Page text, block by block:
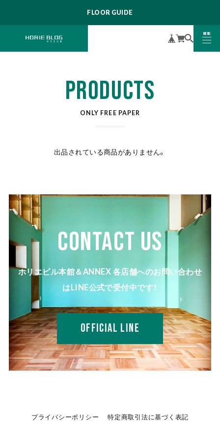
FLOOR GUIDE
MENU
CLOSE
PRODUCTS
ONLY FREE PAPER
出品されている商品がありません。
CONTACT US
ホリエビル本館＆ANNEX 各店舗へのお問い合わせ
はLINE公式で受付中です！
OFFICIAL LINE
プライバシーポリシー 特定商取引法に基づく表記